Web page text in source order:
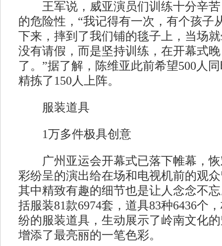
王军说，威亚演员们训练十分辛苦
的危险性，“我记得有一次，有个孩子
下来，摔到了我们铺的毯子上，当场
没有请假，而是坚持训练，在开幕式
了。”据了解，陈维亚此前希望500人
精拣了150人上阵。
服装道具
1万多件极具创意
广州亚运会开幕式已落下帷幕，恢
彩纷呈的演出给在场和电视机前的观
其中精致有趣的细节也是让人念念不
括服装81款6974套，道具83种6436个
纷的服装道具，生动展示了岭南文化
增添了最亮丽的一笔色彩。